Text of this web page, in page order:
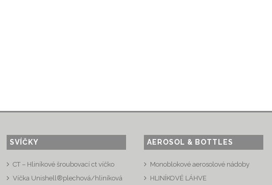
SVÍČKY
CT – Hliníkové šroubovací ct víčko
Víčka Unishell®plechová/hliníková
AEROSOL & BOTTLES
Monoblokové aerosolové nádoby
HLINÍKOVÉ LÁHVE